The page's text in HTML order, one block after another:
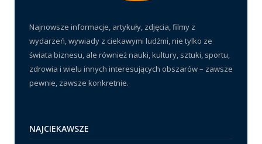
Najnowsze informacje, artykuły, zdjęcia, filmy z
wydarzeń, wywiady z ciekawymi ludźmi, nie tylko ze
świata biznesu, ale również nauki, kultury, sztuki, sportu,
zdrowia i wielu innych interesujących obszarów – zawsze
pewnie, zawsze konkretnie.
NAJCIEKAWSZE